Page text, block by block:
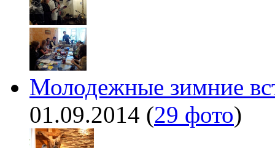
Молодежные зимние
01.09.2014 (29 фото)